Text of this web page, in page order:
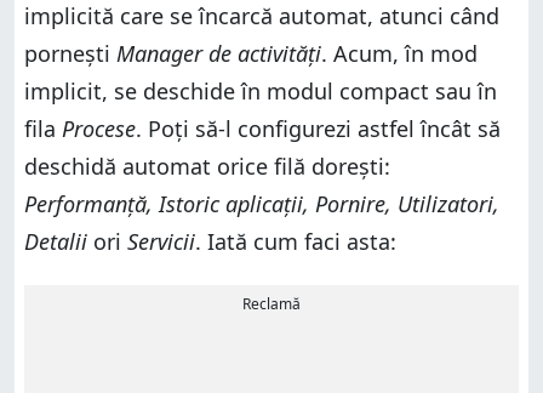
implicită care se încarcă automat, atunci când
pornești Manager de activități. Acum, în mod
implicit, se deschide în modul compact sau în
fila Procese. Poți să-l configurezi astfel încât să
deschidă automat orice filă dorești:
Performanță, Istoric aplicații, Pornire, Utilizatori,
Detalii ori Servicii. Iată cum faci asta:
Reclamă